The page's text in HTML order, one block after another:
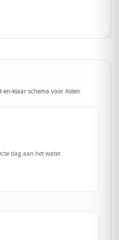
en-klaar schema voor Asten.
dag aan het water.